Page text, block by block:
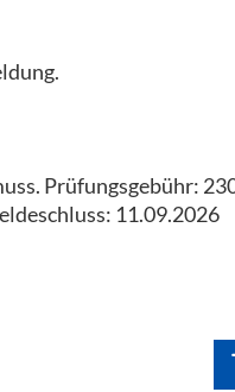
Prüfungsgebühr:
11.09.2026